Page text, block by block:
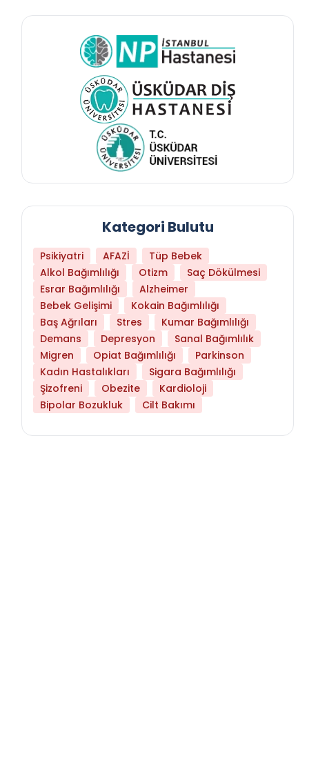
Kategori Bulutu
Psikiyatri AFAZİ
Tüp Bebek
Alkol Bağımlılığı
Otizm
Saç Dökülmesi
Esrar Bağımlılığı
Alzheimer
Bebek Gelişimi
Kokain Bağımlılığı
Baş Ağrıları
Stres
Kumar Bağımlılığı
Demans
Depresyon
Sanal Bağımlılık
Migren
Opiat Bağımlılığı
Parkinson
Kadın Hastalıkları
Sigara Bağımlılığı
Şizofreni
Obezite
Kardioloji
Bipolar Bozukluk
Cilt Bakımı